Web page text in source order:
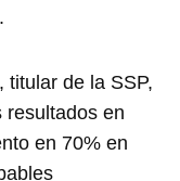
de la SSP,
resultados en
en 70% en